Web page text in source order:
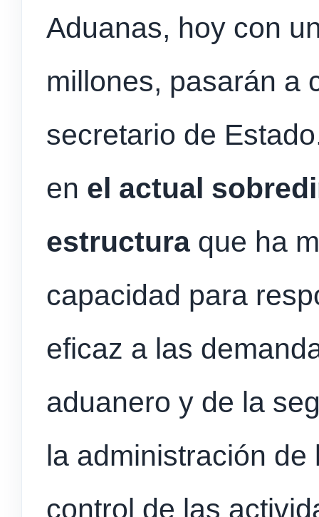
Aduanas, hoy con
millones, pasarán a
secretario de
en el actual
estructura que ha
capacidad para
eficaz a las
aduanero y de la
la administración
control de las